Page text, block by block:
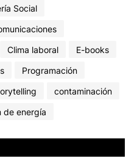
Social
Clima laboral
E-books
Programación
contaminación
de energía